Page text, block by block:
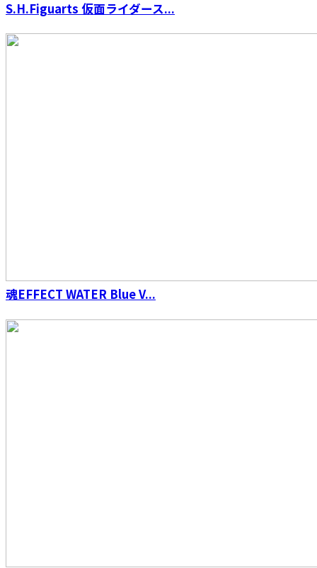
S.H.Figuarts 仮面ライダース...
魂EFFECT WATER Blue V...